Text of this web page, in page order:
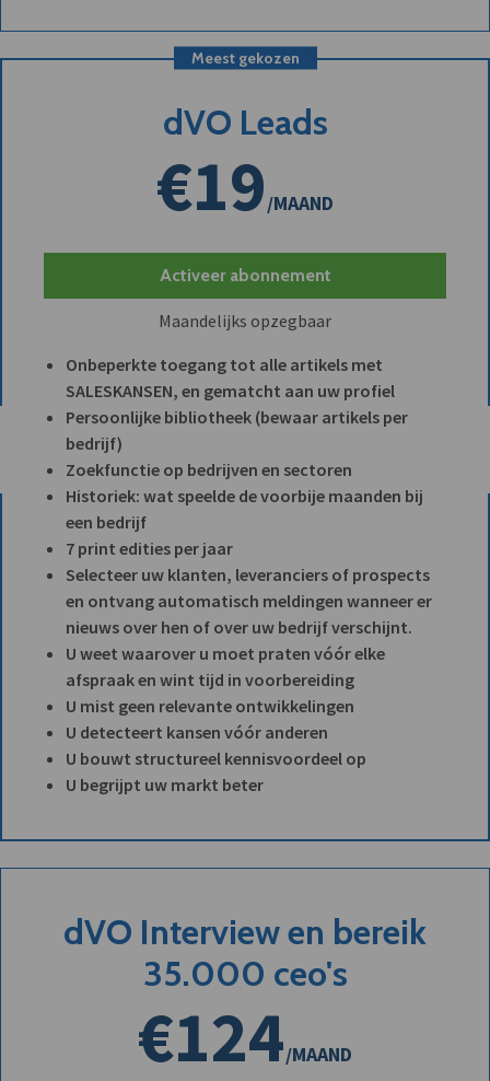
Meest gekozen
dVO Leads
€19/MAAND
Activeer abonnement
Maandelijks opzegbaar
Onbeperkte toegang tot alle artikels met
SALESKANSEN, en gematcht aan uw profiel
Persoonlijke bibliotheek (bewaar artikels per
bedrijf)
Zoekfunctie op bedrijven en sectoren
Historiek: wat speelde de voorbije maanden bij
een bedrijf
7 print edities per jaar
Selecteer uw klanten, leveranciers of prospects
en ontvang automatisch meldingen wanneer er
nieuws over hen of over uw bedrijf verschijnt.
U weet waarover u moet praten vóór elke
afspraak en wint tijd in voorbereiding
U mist geen relevante ontwikkelingen
U detecteert kansen vóór anderen
U bouwt structureel kennisvoordeel op
U begrijpt uw markt beter
dVO Interview en bereik
35.000 ceo's
€124/MAAND